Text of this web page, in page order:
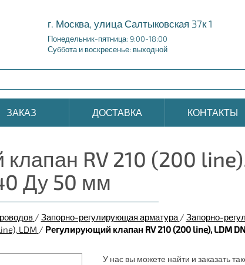
г. Москва, улица Салтыковская 37к 1
Понедельник-пятница: 9:00-18:00
Суббота и воскресенье: выходной
ЗАКАЗ ДОСТАВКА КОНТАКТЫ
RV 210 (200
Ду 50 мм
/ Запорно-регулирующая арматура / Запорно-
LDM / Регулирующий клапан RV 210 (200 line), LDM
У нас вы можете найти и заказать